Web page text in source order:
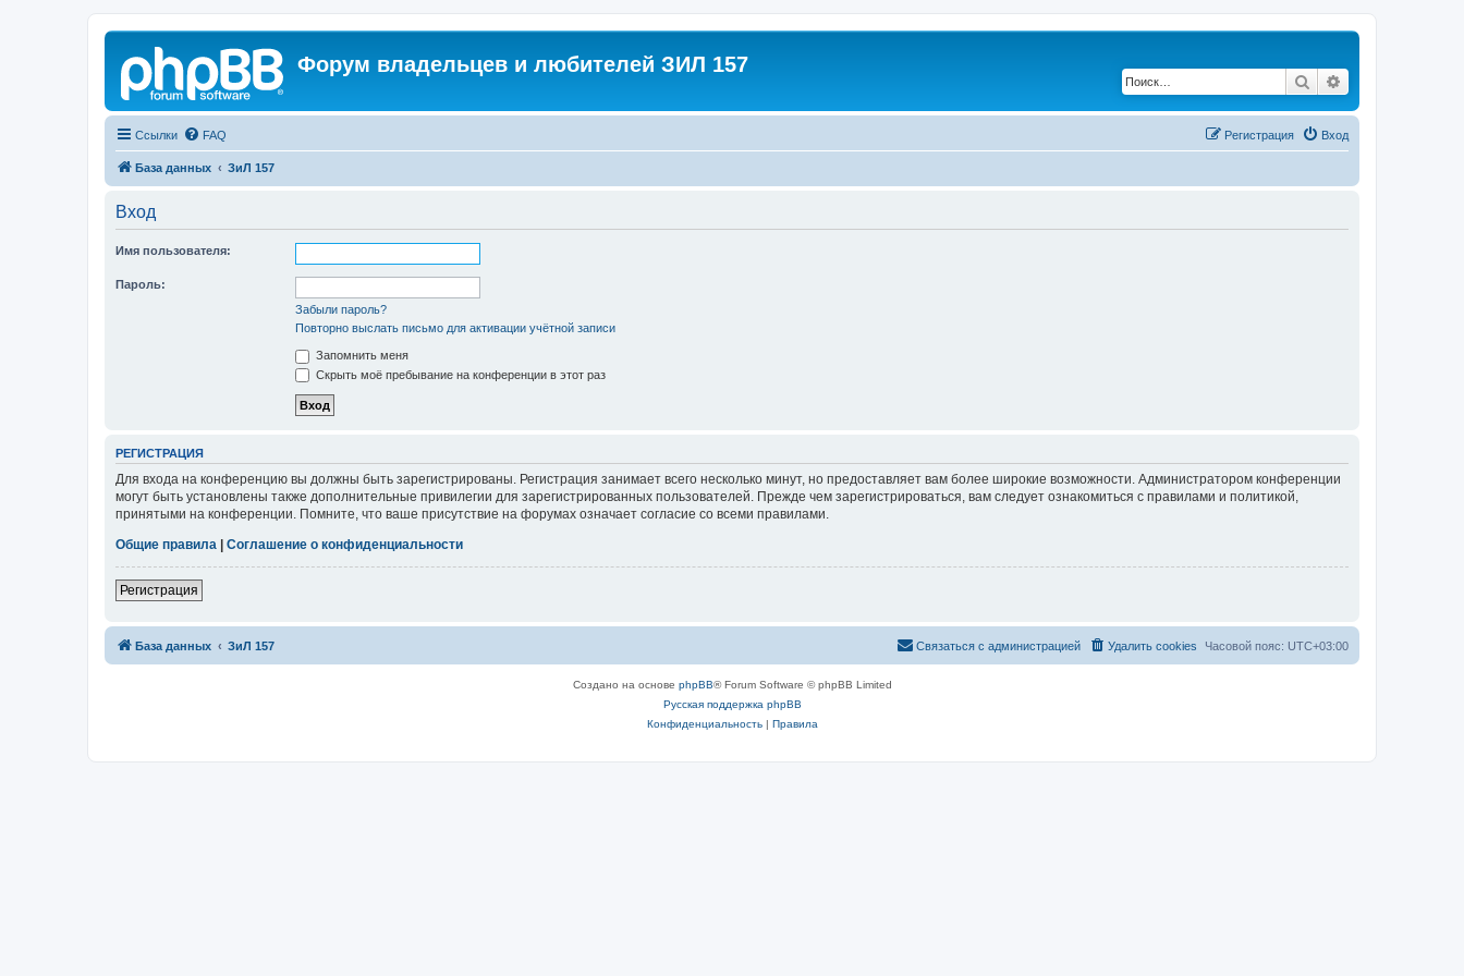
Форум владельцев и любителей ЗИЛ 157
Поиск
Ссылки FAQ Вход
Регистрация
База данных ЗиЛ 157
Вход
Имя пользователя:
Пароль:
Забыли пароль?
Повторно выслать письмо для активации учётной записи
Запомнить меня
Скрыть моё пребывание на конференции в этот раз
РЕГИСТРАЦИЯ
Для входа на конференцию вы должны быть зарегистрированы. Регистрация занимает всего несколько минут, но предоставляет вам более широкие возможности. Администратором конференции
могут быть установлены также дополнительные привилегии для зарегистрированных пользователей. Прежде чем зарегистрироваться, вам следует ознакомиться с правилами и политикой,
принятыми на конференции. Помните, что ваше присутствие на форумах означает согласие со всеми правилами.
Общие правила | Соглашение о конфиденциальности
Регистрация
База данных ЗиЛ 157 Часовой пояс: UTC+03:00
Удалить cookies
Связаться с администрацией
Создано на основе phpBB® Forum Software © phpBB Limited
Русская поддержка phpBB
Конфиденциальность| Правила